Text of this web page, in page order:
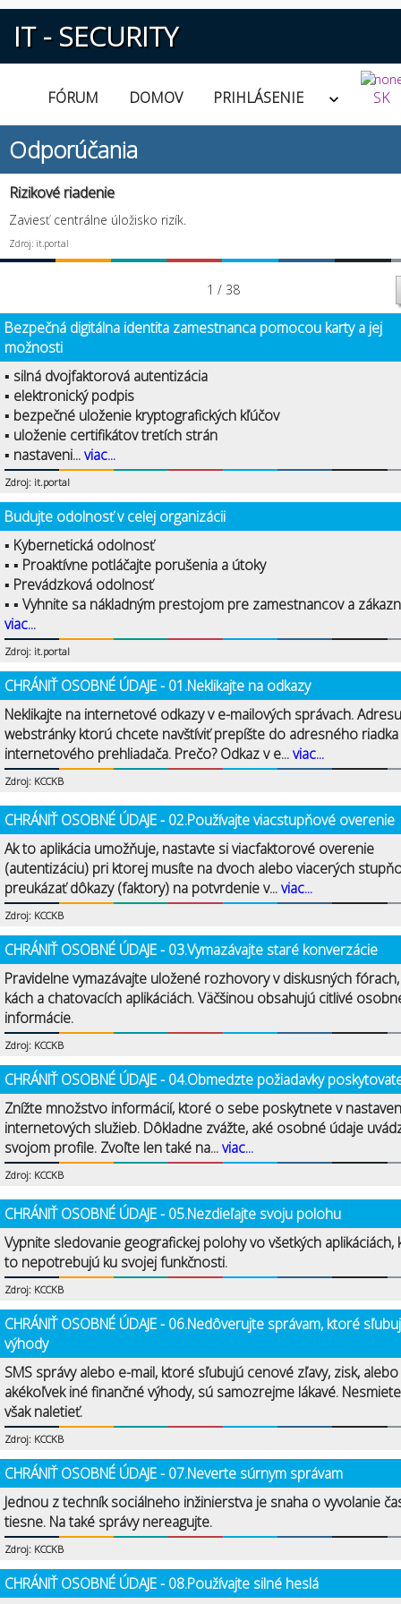
IT - SECURITY
FÓRUM DOMOV PRIHLÁSENIE SK
Odporúčania
Rizikové riadenie
Zaviesť centrálne úložisko rizík.
Zdroj: it.portal
1 / 38
Bezpečná digitálna identita zamestnanca pomocou karty a jej
možnosti
▪ silná dvojfaktorová autentizácia
▪ elektronický podpis
▪ bezpečné uloženie kryptografických kľúčov
▪ uloženie certifikátov tretích strán
▪ nastaveni...viac...
Zdroj: it.portal
Budujte odolnosť v celej organizácii
▪ Kybernetická odolnosť
▪ ▪ Proaktívne potláčajte porušenia a útoky
▪ Prevádzková odolnosť
▪ ▪ Vyhnite sa nákladným prestojom pre zamestnancov a
viac...
Zdroj: it.portal
CHRÁNIŤ OSOBNÉ ÚDAJE - 01.Neklikajte na odkazy
Neklikajte na internetové odkazy v e-mailových správach. Adresu
webstránky ktorú chcete navštíviť prepíšte do adresného riadka
internetového prehliadača. Prečo? Odkaz v e...viac...
Zdroj: KCCKB
CHRÁNIŤ OSOBNÉ ÚDAJE - 02.Používajte viacstupňové overenie
Ak to aplikácia umožňuje, nastavte si viacfaktorové overenie
(autentizáciu) pri ktorej musíte na dvoch alebo viacerých
preukázať dôkazy (faktory) na potvrdenie v...viac...
Zdroj: KCCKB
CHRÁNIŤ OSOBNÉ ÚDAJE - 03.Vymazávajte staré konverzácie
Pravidelne vymazávajte uložené rozhovory v diskusných fórach,
kách a chatovacích aplikáciách. Väčšinou obsahujú citlivé
informácie.
Zdroj: KCCKB
CHRÁNIŤ OSOBNÉ ÚDAJE - 04.Obmedzte požiadavky
Znížte množstvo informácií, ktoré o sebe poskytnete v
internetových služieb. Dôkladne zvážte, aké osobné údaje
svojom profile. Zvoľte len také na...viac...
Zdroj: KCCKB
CHRÁNIŤ OSOBNÉ ÚDAJE - 05.Nezdieľajte svoju polohu
Vypnite sledovanie geografickej polohy vo všetkých aplikáciách,
to nepotrebujú ku svojej funkčnosti.
Zdroj: KCCKB
CHRÁNIŤ OSOBNÉ ÚDAJE - 06.Nedôverujte správam, ktoré
výhody
SMS správy alebo e-mail, ktoré sľubujú cenové zľavy, zisk, alebo
akékoľvek iné finančné výhody, sú samozrejme lákavé.
však naletieť.
Zdroj: KCCKB
CHRÁNIŤ OSOBNÉ ÚDAJE - 07.Neverte súrnym správam
Jednou z techník sociálneho inžinierstva je snaha o vyvolanie
tiesne. Na také správy nereagujte.
Zdroj: KCCKB
CHRÁNIŤ OSOBNÉ ÚDAJE - 08.Používajte silné heslá